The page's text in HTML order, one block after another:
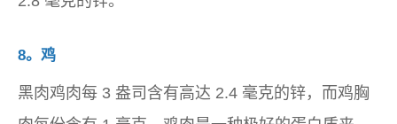
8。鸡
黑肉鸡肉每 3 盎司含有高达 2.4 毫克的锌，而鸡胸